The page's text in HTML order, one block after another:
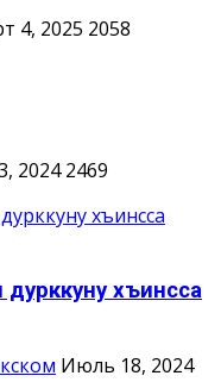
4, 2025 2058
2024 2469
хъинсса
Июль 18, 2024